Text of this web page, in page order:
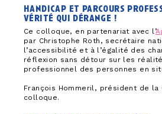
handicap et parcours
vérité qui dérange !
Ce colloque, en partenariat avec l’
par Christophe Roth, secrétaire
l’accessibilité et à l’égalité des
réflexion sans détour sur les
professionnel des personnes en
François Hommeril, président de la
colloque.